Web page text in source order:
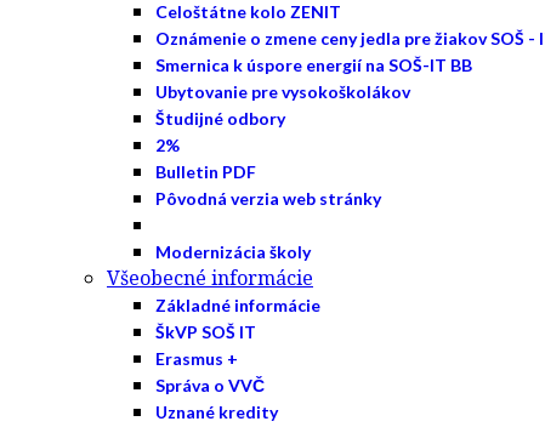
Celoštátne kolo ZENIT
Oznámenie o zmene ceny jedla pre žiakov SOŠ -
Smernica k úspore energií na SOŠ-IT BB
Ubytovanie pre vysokoškolákov
Študijné odbory
2%
Bulletin PDF
Pôvodná verzia web stránky
Modernizácia školy
Všeobecné informácie
Základné informácie
ŠkVP SOŠ IT
Erasmus +
Správa o VVČ
Uznané kredity